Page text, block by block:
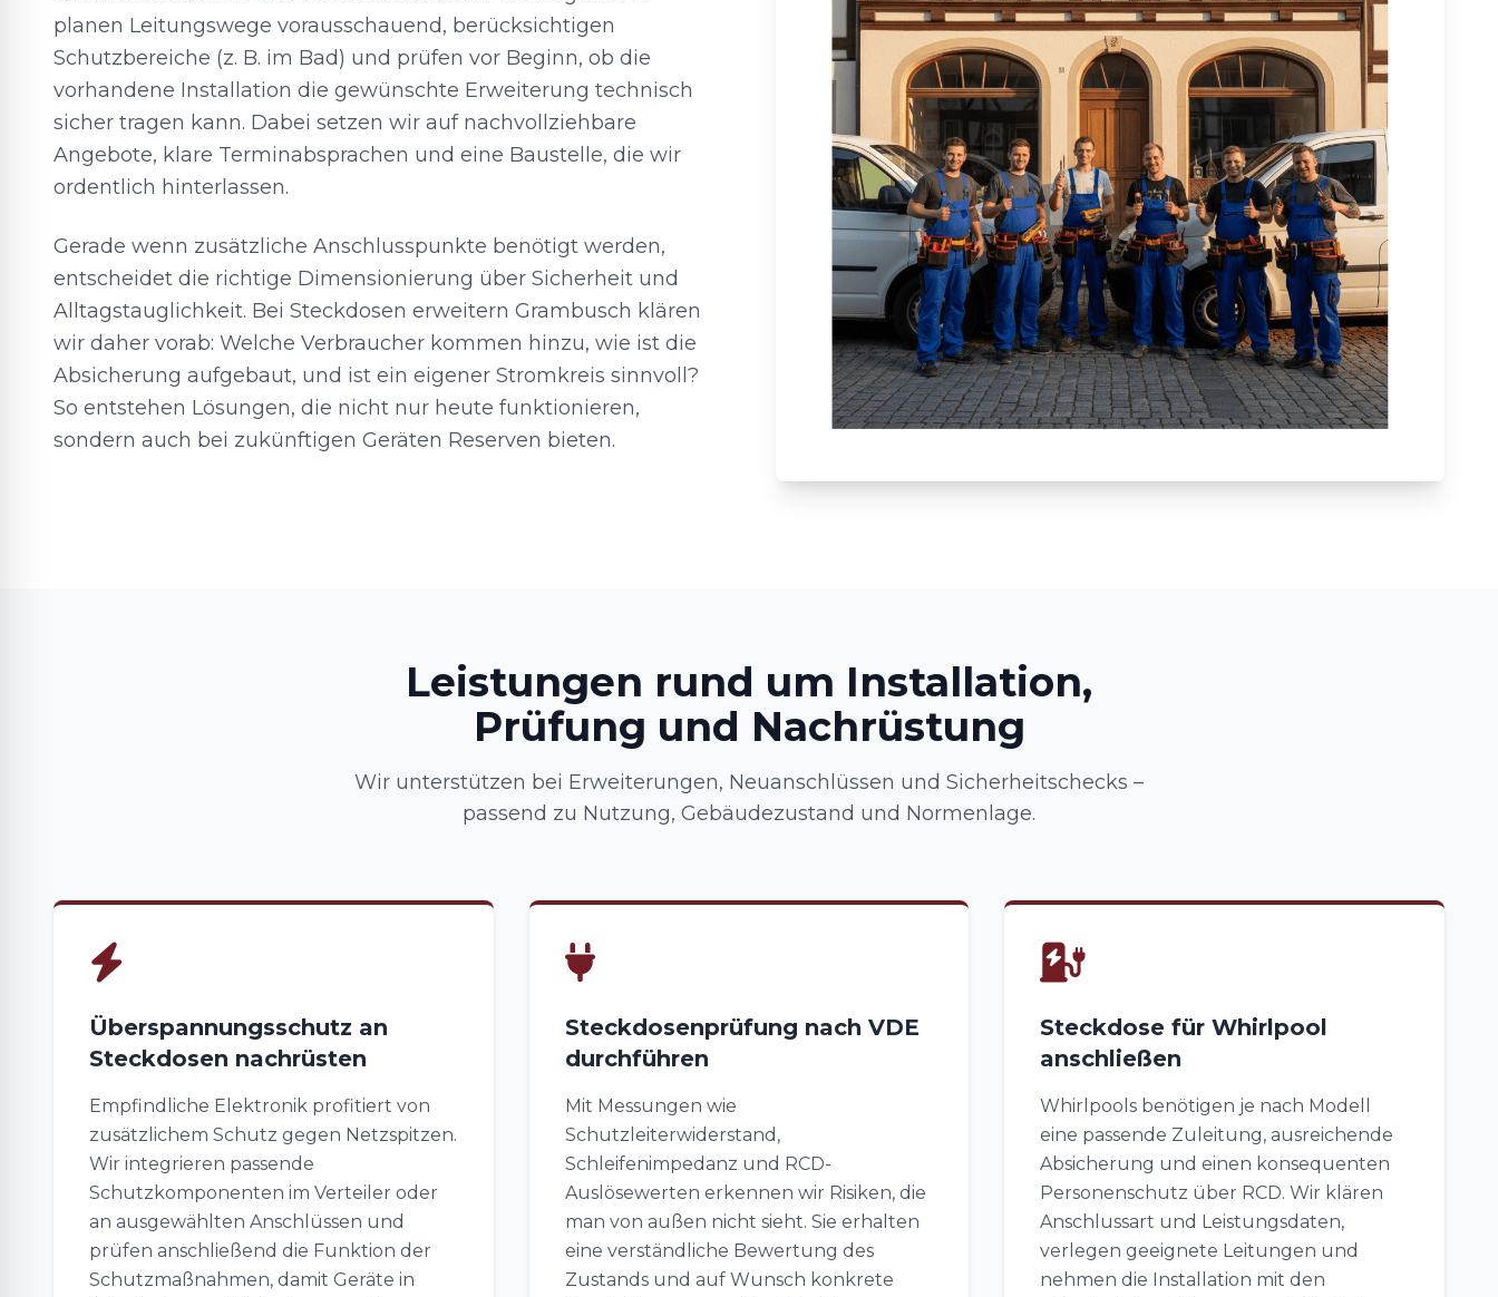
planen Leitungswege vorausschauend, berücksichtigen
Schutzbereiche (z. B. im Bad) und prüfen vor Beginn, ob die
vorhandene Installation die gewünschte Erweiterung technisch
sicher tragen kann. Dabei setzen wir auf nachvollziehbare
Angebote, klare Terminabsprachen und eine Baustelle, die wir
ordentlich hinterlassen.
Gerade wenn zusätzliche Anschlusspunkte benötigt werden,
entscheidet die richtige Dimensionierung über Sicherheit und
Alltagstauglichkeit. Bei Steckdosen erweitern Grambusch klären
wir daher vorab: Welche Verbraucher kommen hinzu, wie ist die
Absicherung aufgebaut, und ist ein eigener Stromkreis sinnvoll?
So entstehen Lösungen, die nicht nur heute funktionieren,
sondern auch bei zukünftigen Geräten Reserven bieten.
Leistungen rund um Installation,
Prüfung und Nachrüstung
Wir unterstützen bei Erweiterungen, Neuanschlüssen und Sicherheitschecks –
passend zu Nutzung, Gebäudezustand und Normenlage.
Überspannungsschutz an
Steckdosen nachrüsten
Empfindliche Elektronik profitiert von
zusätzlichem Schutz gegen Netzspitzen.
Wir integrieren passende
Schutzkomponenten im Verteiler oder
an ausgewählten Anschlüssen und
prüfen anschließend die Funktion der
Schutzmaßnahmen, damit Geräte in
Steckdosenprüfung nach VDE
durchführen
Mit Messungen wie
Schutzleiterwiderstand,
Schleifenimpedanz und RCD-
Auslösewerten erkennen wir Risiken, die
man von außen nicht sieht. Sie erhalten
eine verständliche Bewertung des
Zustands und auf Wunsch konkrete
Steckdose für Whirlpool
anschließen
Whirlpools benötigen je nach Modell
eine passende Zuleitung, ausreichende
Absicherung und einen konsequenten
Personenschutz über RCD. Wir klären
Anschlussart und Leistungsdaten,
verlegen geeignete Leitungen und
nehmen die Installation mit den